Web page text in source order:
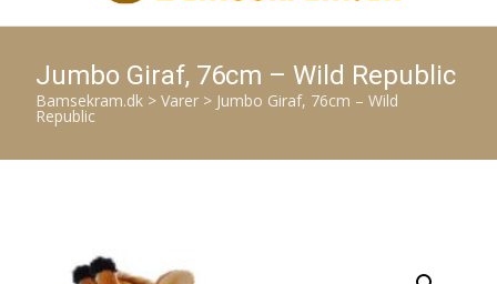
Jumbo Giraf, 76cm – Wild Republic
Bamsekram.dk > Varer > Jumbo Giraf, 76cm – Wild
Republic